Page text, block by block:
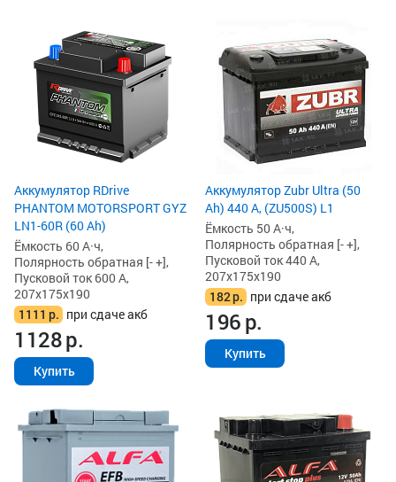
Аккумулятор RDrive
PHANTOM MOTORSPORT GYZ
LN1-60R (60 Ah)
Ёмкость 60 А·ч,
Полярность обратная [- +],
Пусковой ток 600 А,
207x175x190
1111 р. при сдаче акб
1128р.
Купить
Аккумулятор Zubr Ultra (50
Ah) 440 А, (ZU500S) L1
Ёмкость 50 А·ч,
Полярность обратная [- +],
Пусковой ток 440 А,
207x175x190
182р. при сдаче акб
196р.
Купить